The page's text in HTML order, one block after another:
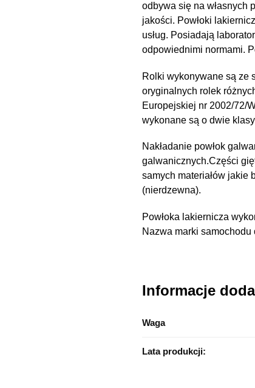
odbywa się na własnych
jakości. Powłoki
usług. Posiadają
odpowiednimi normami.
Rolki wykonywane są ze
oryginalnych rolek
Europejskiej nr 2002/72/
wykonane są o dwie
Nakładanie powłok
galwanicznych.Części
samych materiałów jakie
(nierdzewna).
Powłoka lakiernicza
Nazwa marki
Informacje
Waga
Lata produkcji: